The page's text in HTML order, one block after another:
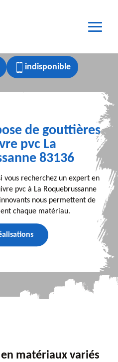
indisponible
de gouttières
pvc La
83136
vous recherchez un expert en
pvc à La Roquebrussanne
nous permettent de
chaque matériau.
matériaux variés